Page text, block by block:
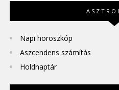
Napi horoszkóp
Aszcendens számítás
Holdnaptár